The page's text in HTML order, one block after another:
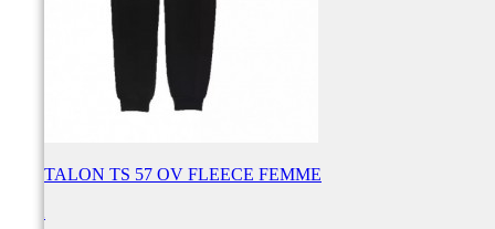
PANTALON TS 57 OV FLEECE FEMME